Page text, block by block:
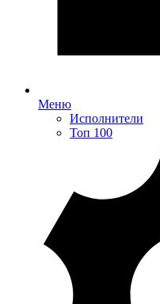
Меню
Исполнители
Топ 100